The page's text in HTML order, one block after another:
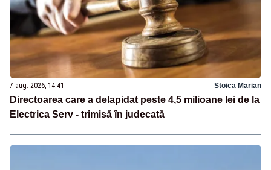
7 aug. 2026, 14:41 Stoica Marian
Directoarea care a delapidat peste 4,5 milioane lei de la
Electrica Serv - trimisă în judecată